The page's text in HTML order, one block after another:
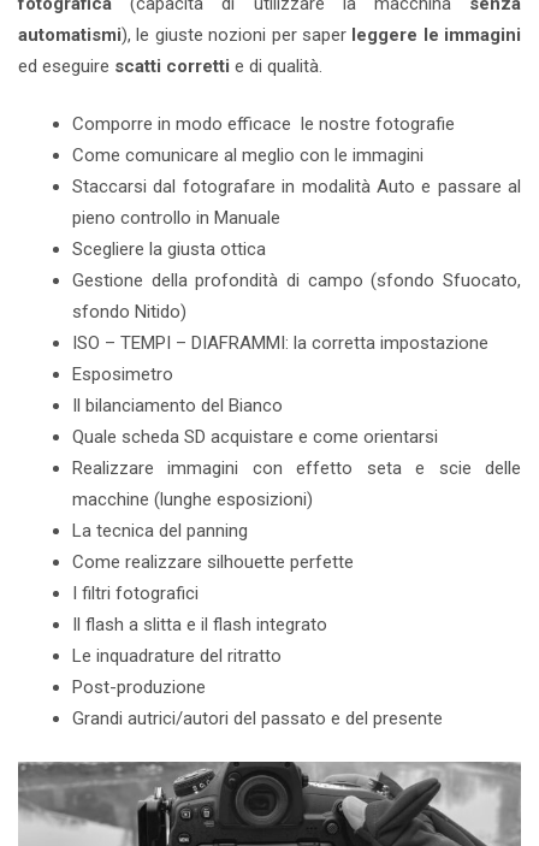
automatismi), le giuste nozioni per saperleggere le immagini
ed eseguire scatti corretti e di qualità.
Comporre in modo efficace le nostre fotografie
Come comunicare al meglio con le immagini
Staccarsi dal fotografare in modalità Auto e passare al
pieno controllo in Manuale
Scegliere la giusta ottica
Gestione della profondità di campo (sfondo Sfuocato,
sfondo Nitido)
ISO – TEMPI – DIAFRAMMI: la corretta impostazione
Esposimetro
Il bilanciamento del Bianco
Quale scheda SD acquistare e come orientarsi
Realizzare immagini con effetto seta e scie delle
macchine (lunghe esposizioni)
La tecnica del panning
Come realizzare silhouette perfette
I filtri fotografici
Il flash a slitta e il flash integrato
Le inquadrature del ritratto
Post-produzione
Grandi autrici/autori del passato e del presente